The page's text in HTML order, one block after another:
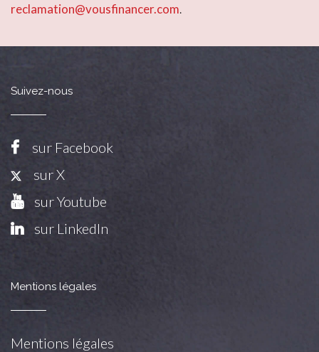
reclamation@vousfinancer.com.
Suivez-nous
sur Facebook
sur X
sur Youtube
sur LinkedIn
Mentions légales
Mentions légales